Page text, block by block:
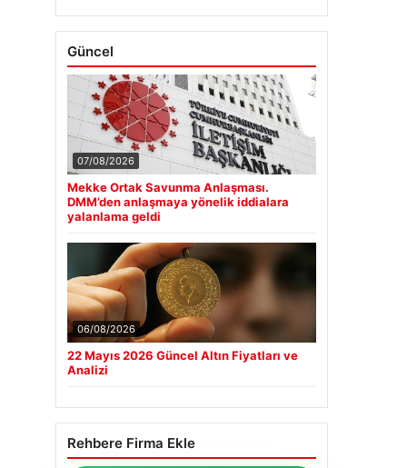
Güncel
07/08/2026
Mekke Ortak Savunma Anlaşması.
DMM’den anlaşmaya yönelik iddialara
yalanlama geldi
06/08/2026
22 Mayıs 2026 Güncel Altın Fiyatları ve
Analizi
Rehbere Firma Ekle